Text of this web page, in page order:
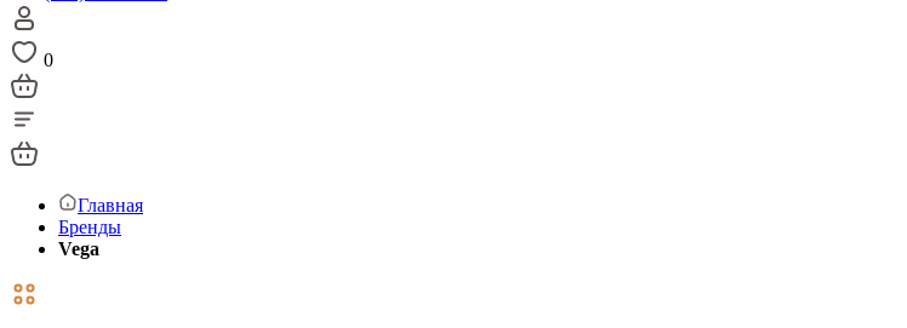
0
Главная
Бренды
Vega